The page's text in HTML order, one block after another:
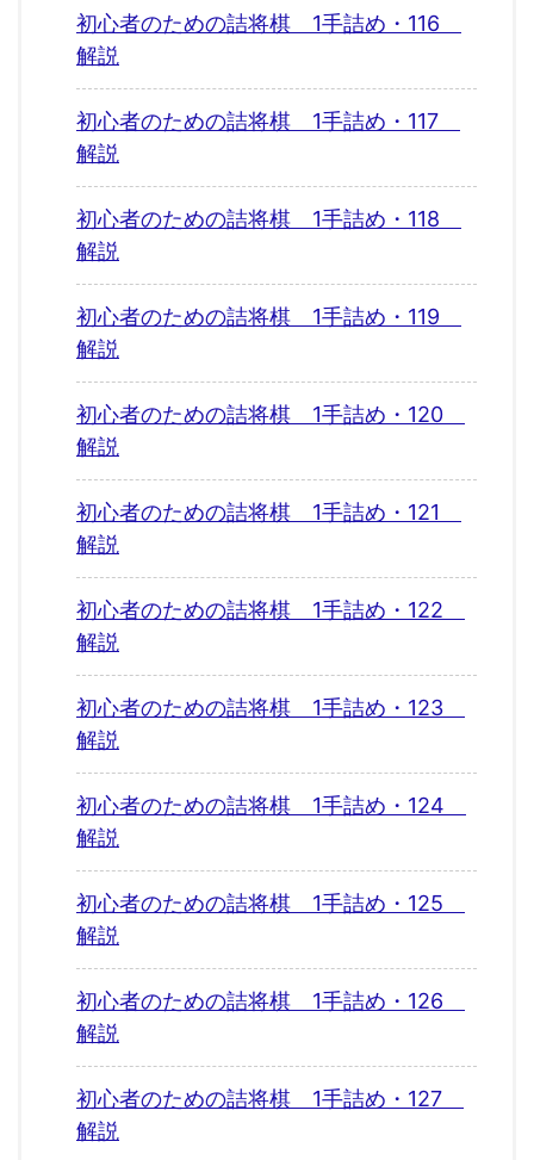
初心者のための詰将棋 1手詰め・116
解説
初心者のための詰将棋 1手詰め・117
解説
初心者のための詰将棋 1手詰め・118
解説
初心者のための詰将棋 1手詰め・119
解説
初心者のための詰将棋 1手詰め・120
解説
初心者のための詰将棋 1手詰め・121
解説
初心者のための詰将棋 1手詰め・122
解説
初心者のための詰将棋 1手詰め・123
解説
初心者のための詰将棋 1手詰め・124
解説
初心者のための詰将棋 1手詰め・125
解説
初心者のための詰将棋 1手詰め・126
解説
初心者のための詰将棋 1手詰め・127
解説